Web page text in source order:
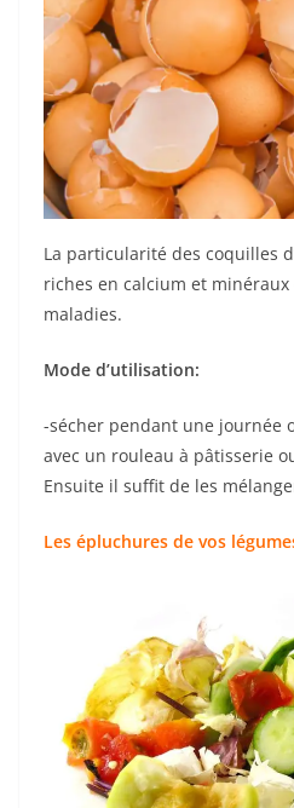
La particularité des coquilles
riches en calcium et
maladies.
Mode d’utilisation:
-sécher pendant une journée
avec un rouleau à pâtisserie
Ensuite il suffit de les
Les épluchures de vos